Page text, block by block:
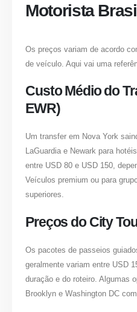
Motorista
Os preços variam de acordo
de veículo. Aqui vai uma
Custo Médio do
EWR)
Um transfer em Nova York
LaGuardia e Newark para
entre USD 80 e USD 150,
Veículos premium ou para
superiores.
Preços do City
Os pacotes de passeios
geralmente variam entre USD
duração e do roteiro. Algumas
Brooklyn e Washington DC